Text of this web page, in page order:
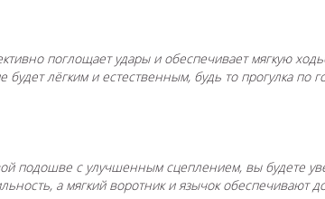
поглощает удары и обеспечивает мягкую
лёгким и естественным, будь то прогулка по
подошве с улучшенным сцеплением, вы будете
а мягкий воротник и язычок обеспечивают